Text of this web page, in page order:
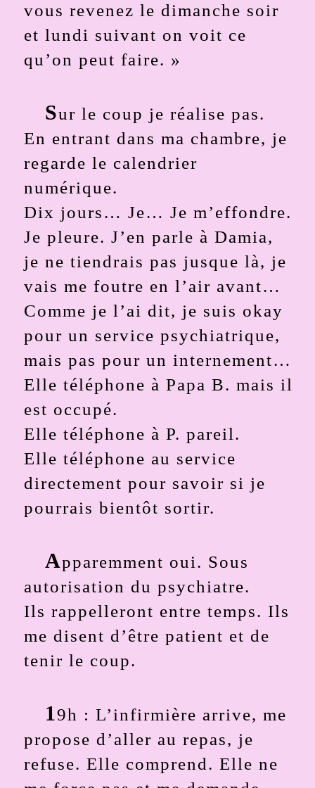
vous revenez le dimanche soir
et lundi suivant on voit ce
qu’on peut faire. »
Sur le coup je réalise pas.
En entrant dans ma chambre, je
regarde le calendrier
numérique.
Dix jours… Je… Je m’effondre.
Je pleure. J’en parle à Damia,
je ne tiendrais pas jusque là, je
vais me foutre en l’air avant…
Comme je l’ai dit, je suis okay
pour un service psychiatrique,
mais pas pour un internement…
Elle téléphone à Papa B. mais il
est occupé.
Elle téléphone à P. pareil.
Elle téléphone au service
directement pour savoir si je
pourrais bientôt sortir.
Apparemment oui. Sous
autorisation du psychiatre.
Ils rappelleront entre temps. Ils
me disent d’être patient et de
tenir le coup.
19h : L’infirmière arrive, me
propose d’aller au repas, je
refuse. Elle comprend. Elle ne